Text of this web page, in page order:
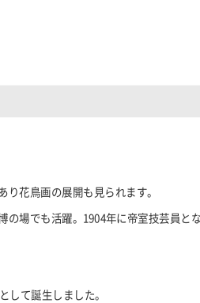
花鳥画の展開も見られます。
場でも活躍。 1904年に帝室技芸員と
して誕生しました。